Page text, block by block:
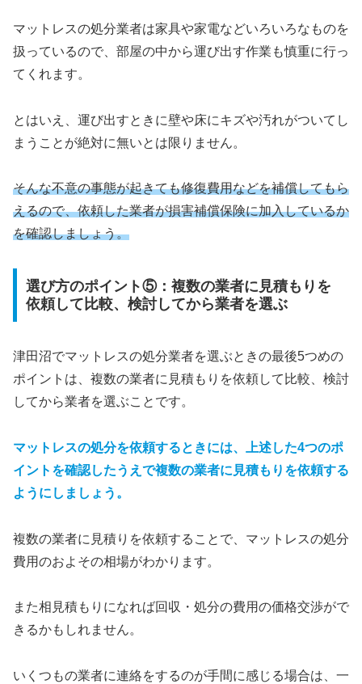
マットレスの処分業者は家具や家電などいろいろなものを
扱っているので、部屋の中から運び出す作業も慎重に行っ
てくれます。
とはいえ、運び出すときに壁や床にキズや汚れがついてし
まうことが絶対に無いとは限りません。
そんな不意の事態が起きても修復費用などを補償してもら
えるので、依頼した業者が損害補償保険に加入しているか
を確認しましょう。
選び方のポイント⑤：複数の業者に見積もりを
依頼して比較、検討してから業者を選ぶ
津田沼でマットレスの処分業者を選ぶときの最後5つめの
ポイントは、複数の業者に見積もりを依頼して比較、検討
してから業者を選ぶことです。
マットレスの処分を依頼するときには、上述した4つのポ
イントを確認したうえで複数の業者に見積もりを依頼する
ようにしましょう。
複数の業者に見積りを依頼することで、マットレスの処分
費用のおよその相場がわかります。
また相見積もりになれば回収・処分の費用の価格交渉がで
きるかもしれません。
いくつもの業者に連絡をするのが手間に感じる場合は、一